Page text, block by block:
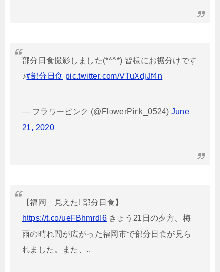
部分日食撮影しました(*^^*) 皆様にお裾分けです
♪#部分日食 pic.twitter.com/VTuXdjJf4n
— フラワーピンク (@FlowerPink_0524) June
21, 2020
【福岡 見えた! 部分日食】
https://t.co/ueFBhmrdI6 きょう21日の夕方、梅
雨の晴れ間が広がった福岡市で部分日食が見ら
れました。また、..